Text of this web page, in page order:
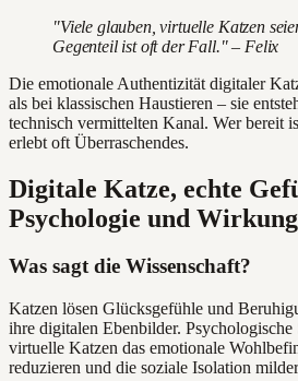
"Viele glauben, virtuelle Katzen
Gegenteil ist oft der Fall." – Felix
Die emotionale Authentizität digitaler
als bei klassischen Haustieren – sie
technisch vermittelten Kanal. Wer bereit
erlebt oft Überraschendes.
Digitale Katze, echte
Psychologie und
Was sagt die Wissenschaft?
Katzen lösen Glücksgefühle und
ihre digitalen Ebenbilder. Psychologische
virtuelle Katzen das emotionale
reduzieren und die soziale Isolation